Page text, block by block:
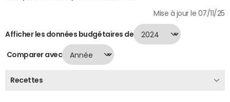
Mise à jour le 07/11/25
Afficher les données budgétaires de
Comparer avec
Recettes